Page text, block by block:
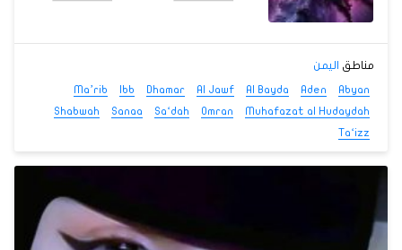
مناطق اليمن
Abyan
Aden
Al Bayda
Al Jawf
Dhamar
Ibb
Ma’rib
Muhafazat al Hudaydah
Omran
Sa‘dah
Sanaa
Shabwah
Ta‘izz